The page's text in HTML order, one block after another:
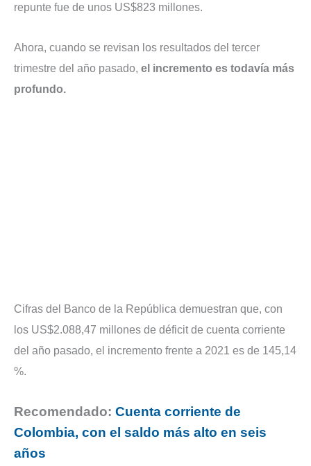
repunte fue de unos US$823 millones.
Ahora, cuando se revisan los resultados del tercer
trimestre del año pasado, el incremento es todavía más
profundo.
Cifras del Banco de la República demuestran que, con
los US$2.088,47 millones de déficit de cuenta corriente
del año pasado, el incremento frente a 2021 es de 145,14
%.
Recomendado: Cuenta corriente de
Colombia, con el saldo más alto en seis
años